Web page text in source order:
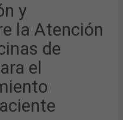
y
la Atención
de
el